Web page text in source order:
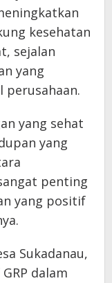
kesehatan
sejalan
yang
perusahaan.
yang sehat
yang
penting
yang positif
Sukadanau,
dalam